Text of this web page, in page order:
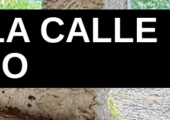
CALLE